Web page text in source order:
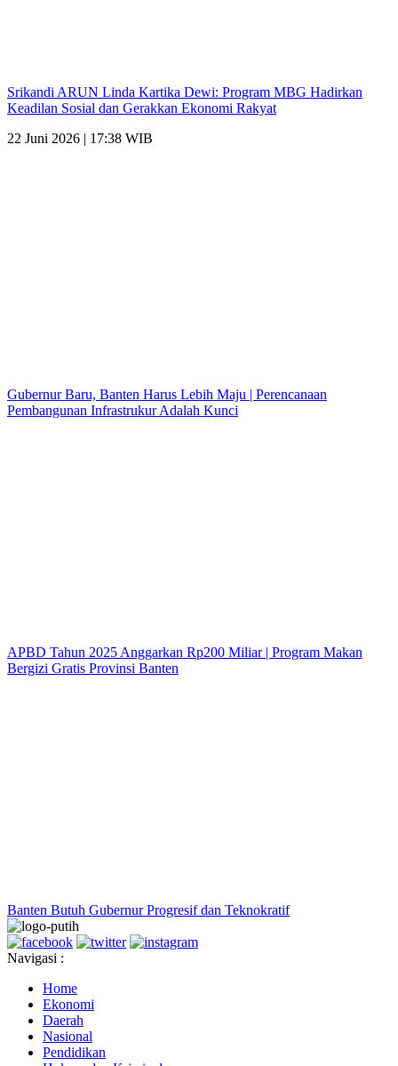
Srikandi ARUN Linda Kartika Dewi: Program MBG Hadirkan
Keadilan Sosial dan Gerakkan Ekonomi Rakyat
22 Juni 2026 | 17:38 WIB
Gubernur Baru, Banten Harus Lebih Maju | Perencanaan
Pembangunan Infrastrukur Adalah Kunci
APBD Tahun 2025 Anggarkan Rp200 Miliar | Program Makan
Bergizi Gratis Provinsi Banten
Banten Butuh Gubernur Progresif dan Teknokratif
Navigasi :
Home
Ekonomi
Daerah
Nasional
Pendidikan